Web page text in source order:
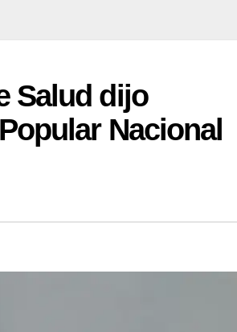
Salud dijo
Nacional